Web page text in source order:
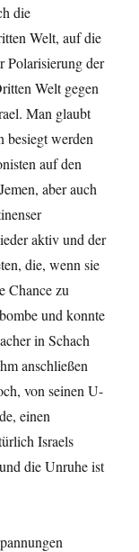
die
Welt, auf die
Polarisierung der
Welt gegen
Man glaubt
besiegt werden
auf den
aber auch
aktiv und der
die, wenn sie
Chance zu
und konnte
in Schach
anschließen
von seinen U-
einen
Israels
die Unruhe ist